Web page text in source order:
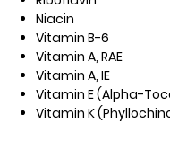
Niacin
Vitamin B-6
Vitamin A, RAE
Vitamin A, IE
Vitamin E (Alpha-
Vitamin K